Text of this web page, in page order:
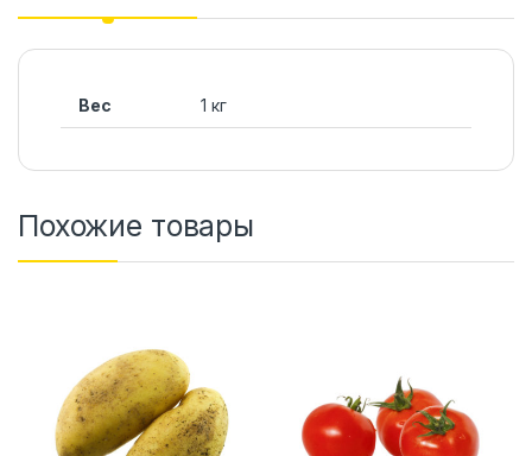
Вес 1 кг
Похожие товары